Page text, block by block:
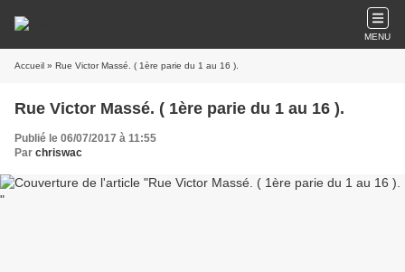
MENU
Accueil » Rue Victor Massé. ( 1ère parie du 1 au 16 ).
Rue Victor Massé. ( 1ère parie du 1 au 16 ).
Publié le 06/07/2017 à 11:55
Par chriswac